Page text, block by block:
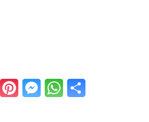
PrintFriendly
PinterestMessengerWhatsApp